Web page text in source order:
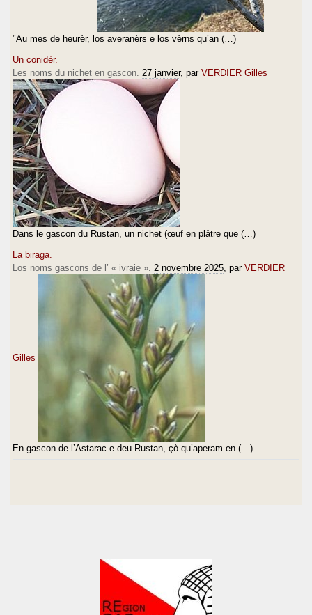
"Au mes de heurèr, los averanèrs e los vèrns qu’an (…)
Un conidèr.
Les noms du nichet en gascon. 27 janvier, par VERDIER Gilles
Dans le gascon du Rustan, un nichet (œuf en plâtre que (…)
La biraga.
Los noms gascons de l’ « ivraie ». 2 novembre 2025 , par VERDIER
Gilles
En gascon de l’Astarac e deu Rustan, çò qu’aperam en (…)